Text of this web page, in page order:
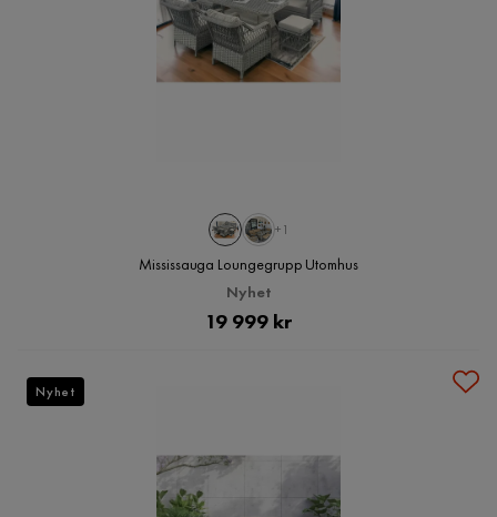
+1
Mississauga Loungegrupp Utomhus
Nyhet
Pris
19 999 kr
Nyhet